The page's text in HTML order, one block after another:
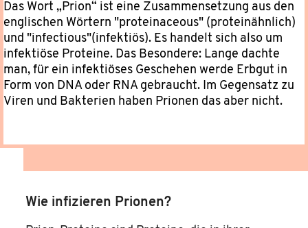
Das Wort „Prion“ ist eine Zusammensetzung aus den
englischen Wörtern "proteinaceous" (proteinähnlich)
und "infectious"(infektiös). Es handelt sich also um
infektiöse Proteine. Das Besondere: Lange dachte
man, für ein infektiöses Geschehen werde Erbgut in
Form von DNA oder RNA gebraucht. Im Gegensatz zu
Viren und Bakterien haben Prionen das aber nicht.
Wie infizieren Prionen?